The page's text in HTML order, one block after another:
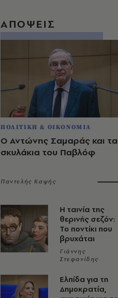
ΑΠΟΨΕΙΣ
ΠΟΛΙΤΙΚΗ & ΟΙΚΟΝΟΜΙΑ
Ο Αντώνης Σαμαράς και τα
σκυλάκια του Παβλόφ
Παντελής Καψής
Η ταινία της
θερινής σεζόν:
Το ποντίκι που
βρυχάται
Γιάννης
Στεφανίδης
Ελπίδα για τη
Δημοκρατία,